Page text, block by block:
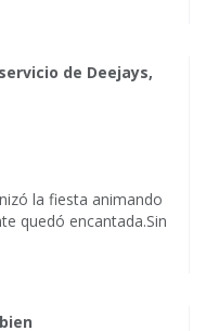
de Deejays,
la fiesta animando
quedó encantada.Sin